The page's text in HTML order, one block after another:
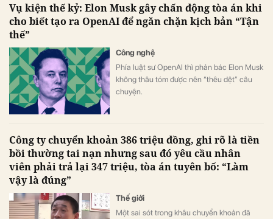
Vụ kiện thế kỷ: Elon Musk gây chấn động tòa án khi
cho biết tạo ra OpenAI để ngăn chặn kịch bản “Tận
thế”
Công nghệ
Phía luật sư OpenAI thì phản bác Elon Musk
không thâu tóm được nên “thêu dệt” câu
chuyện.
Công ty chuyển khoản 386 triệu đồng, ghi rõ là tiền
bồi thường tai nạn nhưng sau đó yêu cầu nhân
viên phải trả lại 347 triệu, tòa án tuyên bố: “Làm
vậy là đúng”
Thế giới
Một sai sót trong khâu chuyển khoản đã